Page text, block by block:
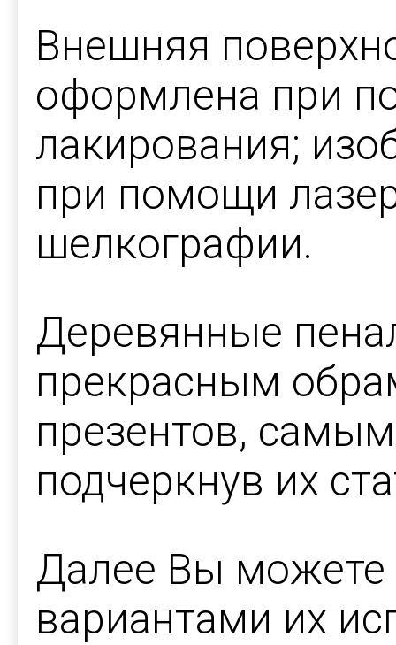
Внешняя
оформлена при
лакирования;
при помощи
шелкографии.
Деревянные
прекрасным
презентов,
подчеркнув их
Далее Вы можете
вариантами их